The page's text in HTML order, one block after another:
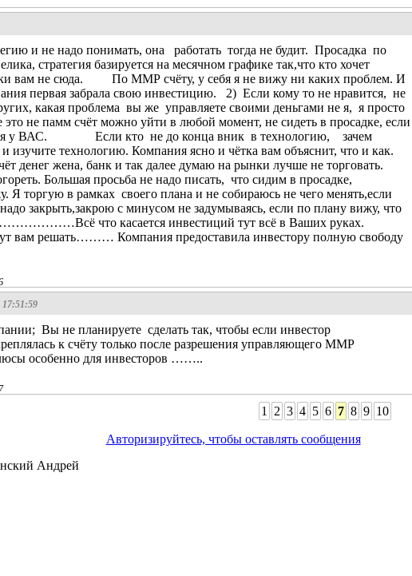
и не надо понимать, она работать тогда не будит. Просадка по
стратегия базируется на месячном графике так,что кто хочет
вам не сюда. По ММР счёту, у себя я не вижу ни каких проблем. И
первая забрала свою инвестицию. 2) Если кому то не нравится, не
какая проблема вы же управляете своими деньгами не я, я просто
не памм счёт можно уйти в любой момент, не сидеть в просадке, если
у ВАС. Если кто не до конца вник в технологию, зачем
изучите технологию. Компания ясно и чётка вам объяснит, что и как.
денег жена, банк и так далее думаю на рынки лучше не торговать.
Большая просьба не надо писать, что сидим в просадке,
Я торгую в рамках своего плана и не собираюсь не чего менять,если
закрыть,закрою с минусом не задумываясь, если по плану вижу, что
что касается инвестиций тут всё в Ваших руках.
вам решать……… Компания предоставила инвестору полную свободу
17:51:59
Вы не планируете сделать так, чтобы если инвестор
к счёту только после разрешения управляющего ММР
особенно для инвесторов ……..
1 2 3 4 5 6 7 8 9 10
Авторизируйтесь, чтобы оставлять сообщения
Андрей